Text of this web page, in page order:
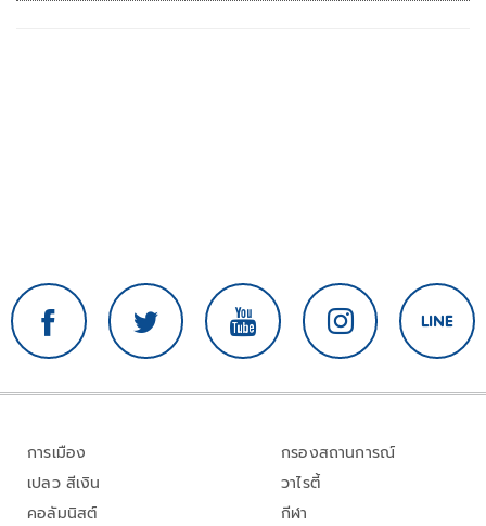
การเมือง
เปลว สีเงิน
คอลัมนิสต์
กรองสถานการณ์
วาไรตี้
กีฬา